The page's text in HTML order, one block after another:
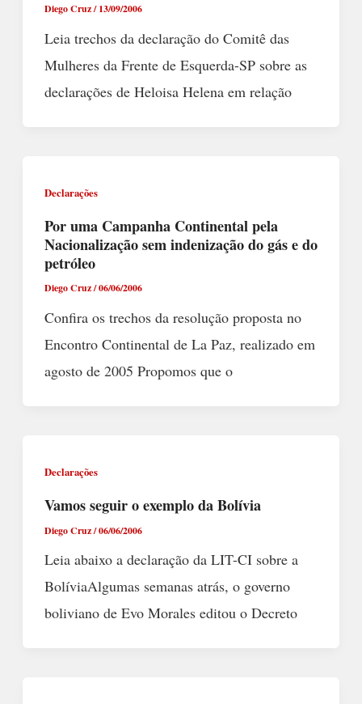
Diego Cruz/13/09/2006
Leia trechos da declaração do Comitê das
Mulheres da Frente de Esquerda-SP sobre as
declarações de Heloisa Helena em relação
Declarações
Por uma Campanha Continental pela
Nacionalização sem indenização do gás e do
petróleo
Diego Cruz/06/06/2006
Confira os trechos da resolução proposta no
Encontro Continental de La Paz, realizado em
agosto de 2005 Propomos que o
Declarações
Vamos seguir o exemplo da Bolívia
Diego Cruz/06/06/2006
Leia abaixo a declaração da LIT-CI sobre a
BolíviaAlgumas semanas atrás, o governo
boliviano de Evo Morales editou o Decreto